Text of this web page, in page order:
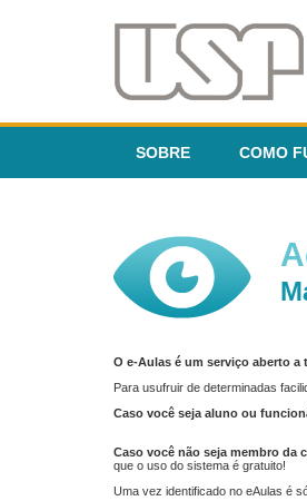
SOBRE COMO
O e-Aulas é um serviço aberto a
Para usufruir de determinadas
Caso você seja aluno ou
Caso você não seja membro da
que o uso do sistema é gratuito!
Uma vez identificado no eAulas é